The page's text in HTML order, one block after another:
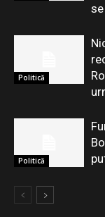
Politică
Politică